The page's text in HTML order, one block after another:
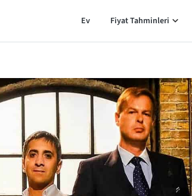
Ev Fiyat Tahminleri